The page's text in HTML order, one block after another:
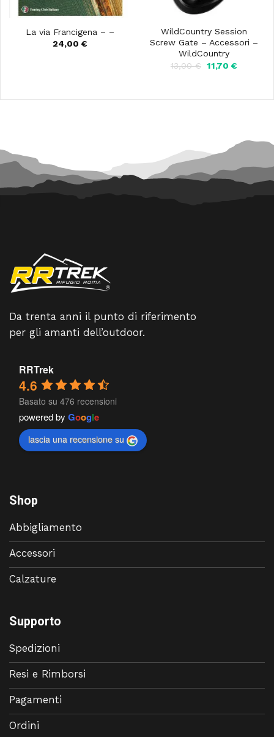
La via Francigena – –
24,00 €
WildCountry Session
Screw Gate – Accessori –
WildCountry
13,00€ Il
13,00 €.
11,70€Il
11,70 €.
Da trenta anni il punto di riferimento
per gli amanti dell’outdoor.
RRTrek
4.6
Basato su 476 recensioni
powered by Google
lascia una recensione su
Shop
Abbigliamento
Accessori
Calzature
Supporto
Spedizioni
Resi e Rimborsi
Pagamenti
Ordini